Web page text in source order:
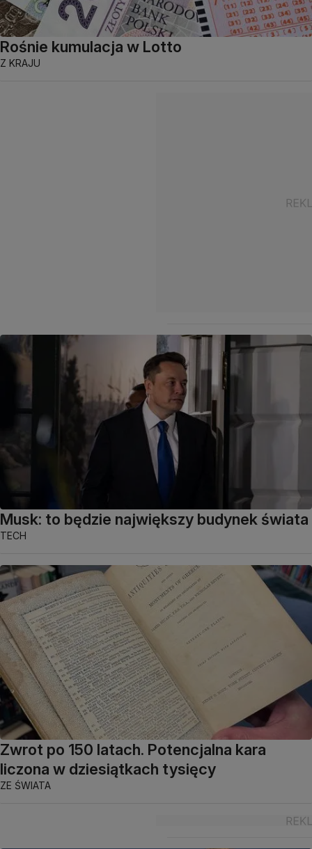
Rośnie kumulacja w Lotto
Z KRAJU
Musk: to będzie największy budynek świata
TECH
Zwrot po 150 latach. Potencjalna kara
liczona w dziesiątkach tysięcy
ZE ŚWIATA